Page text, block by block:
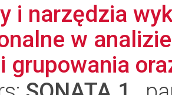
i narzędzia
w
grupowania